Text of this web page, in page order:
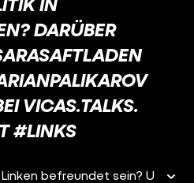
DARÜBER
VICAS.TALKS.
#LINKS
befreundet sein? U